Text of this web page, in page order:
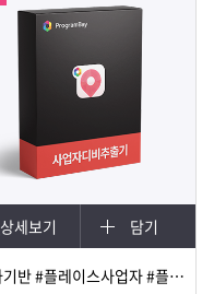
상세보기 담기
#N사기반 #플레이스사업자 #플레이스신규사업자